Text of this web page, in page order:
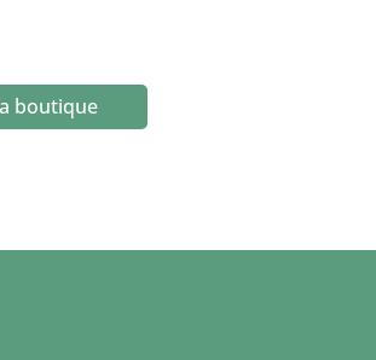
boutique